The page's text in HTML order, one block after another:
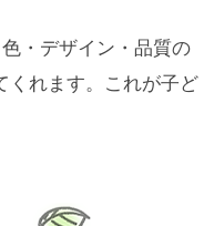
・デザイン・品質の
くれます。これが子ど